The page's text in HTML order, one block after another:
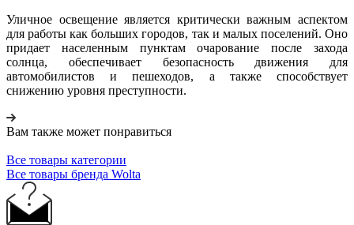
Уличное освещение является критически важным аспектом
для работы как больших городов, так и малых поселений. Оно
придает населенным пунктам очарование после захода
солнца, обеспечивает безопасность движения для
автомобилистов и пешеходов, а также способствует
снижению уровня преступности.
Вам также может понравиться
Все товары категории
Все товары бренда Wolta